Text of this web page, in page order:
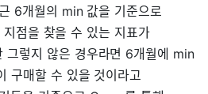
6개월의 min 값을 기준으로
점을 찾을 수 있는 지표가
그렇지 않은 경우라면 6개월에 min
구매할 수 있을 것이라고